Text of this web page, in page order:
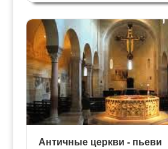
(не опубликован, автор ищет
и заинтересовала
Изображение лица...
Верона
Средневековая
Античные церкви - пьеви